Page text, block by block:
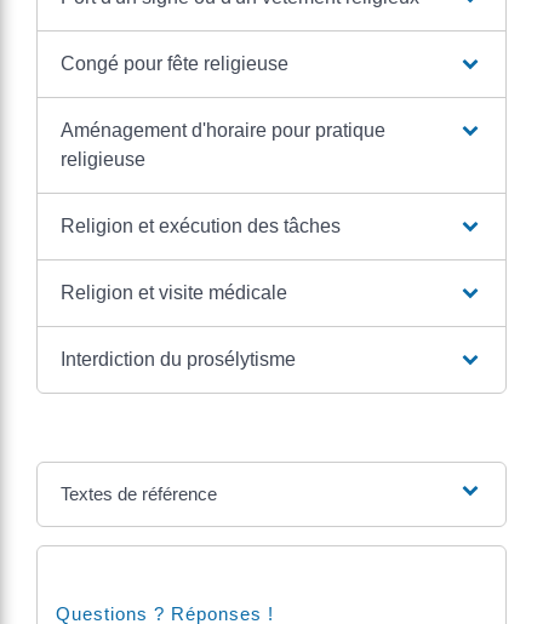
Congé pour fête religieuse
Aménagement d'horaire pour pratique
religieuse
Religion et exécution des tâches
Religion et visite médicale
Interdiction du prosélytisme
Textes de référence
Questions ? Réponses !